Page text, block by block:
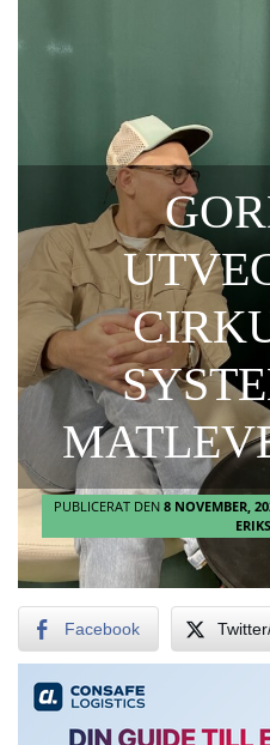
PUBLICERAT DEN 8 NOVEMBER,
Facebook